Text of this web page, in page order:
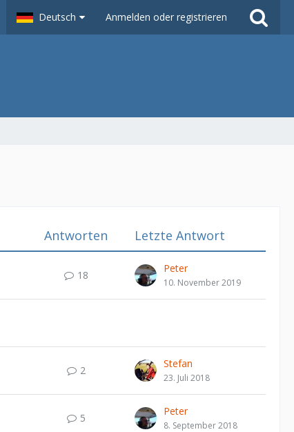
Deutsch Anmelden oder registrieren
Antworten Letzte Antwort
18
Peter
10. November 2019
2
Stefan
23. Juli 2018
5
Peter
8. September 2018